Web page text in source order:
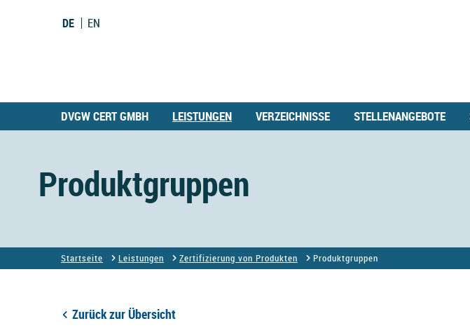
DE EN
DVGW CERT GMBH LEISTUNGEN VERZEICHNISSE STELLENANGEBOTE
Produktgruppen
Startseite Leistungen Zertifizierung von Produkten Produktgruppen
Zurück zur Übersicht